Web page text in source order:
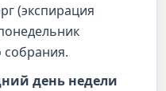
(экспирация
собрания.
день недели